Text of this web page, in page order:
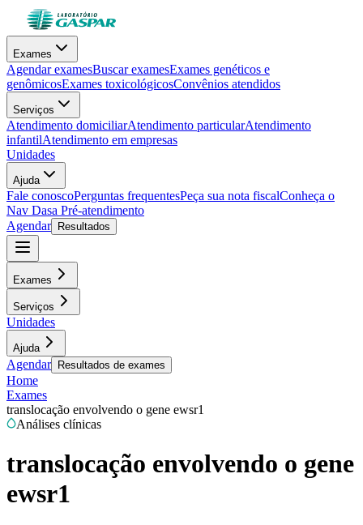
Exames
Agendar examesBuscar examesExames genéticos e
genômicosExames toxicológicosConvênios atendidos
Serviços
Atendimento domiciliarAtendimento particularAtendimento
infantilAtendimento em empresas
Unidades
Ajuda
Fale conoscoPerguntas frequentesPeça sua nota fiscalConheça o
Nav Dasa Pré-atendimento
Agendar
Resultados
Exames
Serviços
Unidades
Ajuda
Agendar Resultados de exames
Home
Exames
translocação envolvendo o gene ewsr1
Análises clínicas
translocação envolvendo o gene
ewsr1